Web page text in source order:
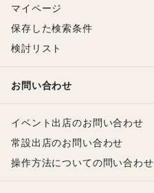
マイページ
保存した検索条件
検討リスト
お問い合わせ
イベント出店のお問い合わせ
常設出店のお問い合わせ
操作方法についての問い合わせ